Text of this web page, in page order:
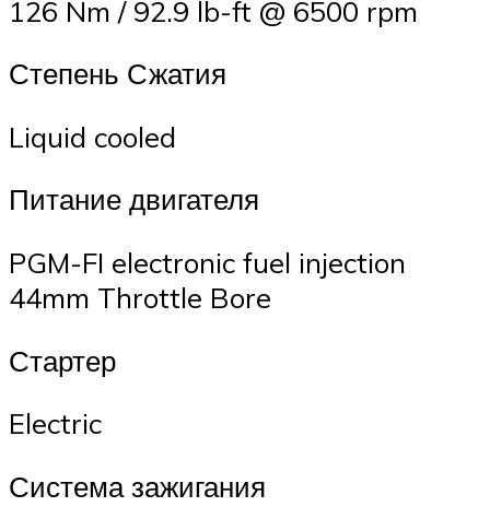
126 Nm / 92.9 lb-ft @ 6500 rpm
Степень Сжатия
Liquid cooled
Питание двигателя
PGM-FI electronic fuel injection
44mm Throttle Bore
Стартер
Electric
Система зажигания